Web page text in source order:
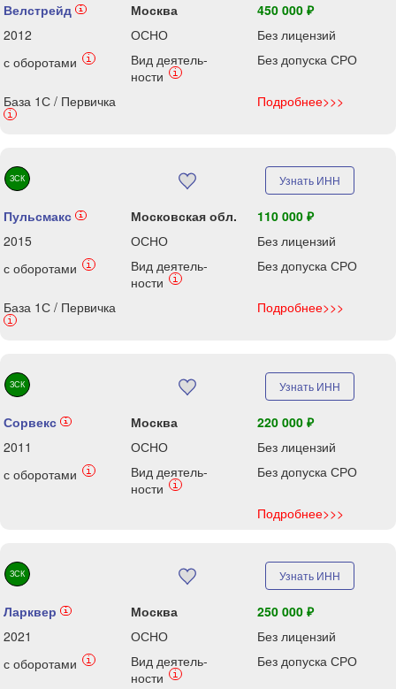
Велстрейд i Москва
450 000 ₽
2012
ОСНО
Без лицензий
с оборотами
i
Вид деятель-
ности
i
Без допуска СРО
База 1С / Первичка
i
Подробнее>>>
ЗСК Узнать ИНН
Пульсмакс i Московская обл.
110 000 ₽
2015
ОСНО
Без лицензий
с оборотами
i
Вид деятель-
ности
i
Без допуска СРО
База 1С / Первичка
i
Подробнее>>>
ЗСК Узнать ИНН
Сорвекс i Москва
220 000 ₽
2011
ОСНО
Без лицензий
с оборотами
i
Вид деятель-
ности
i
Без допуска СРО
Подробнее>>>
ЗСК Узнать ИНН
Ларквер i Москва
250 000 ₽
2021
ОСНО
Без лицензий
с оборотами
i
Вид деятель-
ности
i
Без допуска СРО